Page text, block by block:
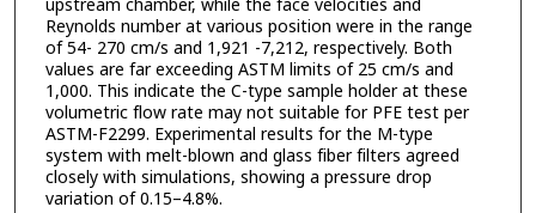
Reynolds number at various position were in the range
of 54- 270 cm/s and 1,921 -7,212, respectively. Both
values are far exceeding ASTM limits of 25 cm/s and
1,000. This indicate the C-type sample holder at these
volumetric flow rate may not suitable for PFE test per
ASTM-F2299. Experimental results for the M-type
system with melt-blown and glass fiber filters agreed
closely with simulations, showing a pressure drop
variation of 0.15–4.8%.